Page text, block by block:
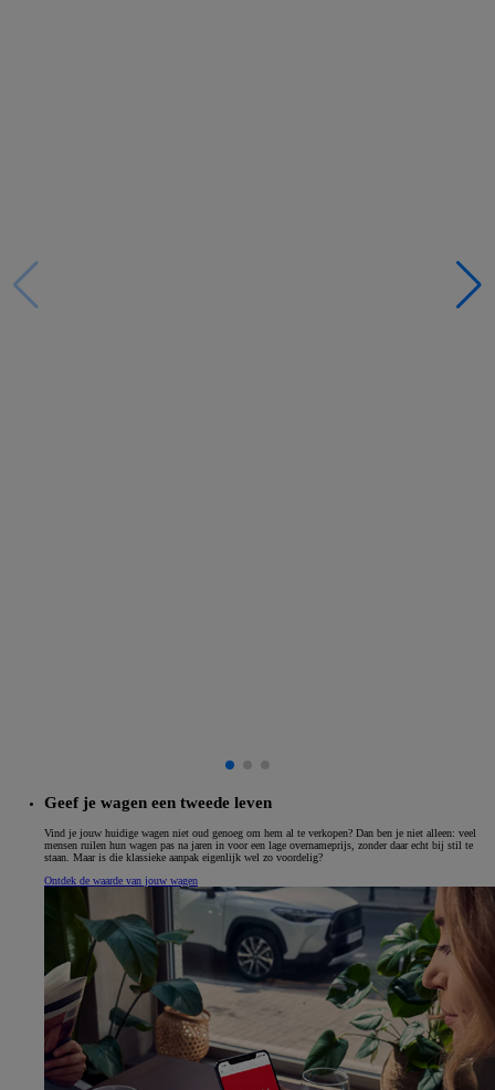
Geef je wagen een tweede leven
Vind je jouw huidige wagen niet oud genoeg om hem al te verkopen? Dan ben je niet alleen: veel
mensen ruilen hun wagen pas na jaren in voor een lage overnameprijs, zonder daar echt bij stil te
staan. Maar is die klassieke aanpak eigenlijk wel zo voordelig?
Ontdek de waarde van jouw wagen